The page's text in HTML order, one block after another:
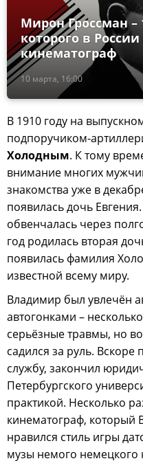
10 марта, 16:00
Мирон Гроссман –
которого в
кинематограф
В 1910 году на
подпоручиком-
Холодным. К тому
внимание многих
знакомства уже в
появилась дочь
обвенчалась через
год родилась вторая
появилась фамилия
известной всему миру.
Владимир был увлечён
автогонками –
серьёзные травмы, но
садился за руль.
службу, закончил
Петербургского
практикой. Несколько
кинематограф, который
нравился стиль игры
музы немого немецкого